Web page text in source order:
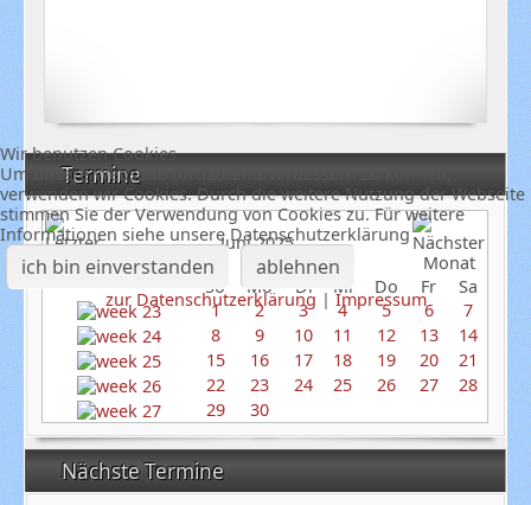
Termine
Juni 2025
So
Mo Di Mi Do Fr
Sa
1
2 3 4 5 6
7
8
9 10 11 12 13
14
15
16 17 18 19 20
21
22
23 24 25 26 27
28
29
30
Nächste Termine
Wir benutzen Cookies
Um unsere Webseite fortlaufend verbessern zu können,
verwenden wir Cookies. Durch die weitere Nutzung der Webseite
stimmen Sie der Verwendung von Cookies zu. Für weitere
Informationen siehe unsere Datenschutzerklärung
ich bin einverstanden ablehnen
zur Datenschutzerklärung |Impressum